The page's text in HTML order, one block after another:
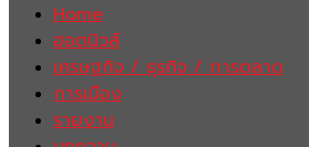
Home
ฮอตนิวส์
เศรษฐกิจ / ธุรกิจ / การตลาด
การเมือง
รายงาน